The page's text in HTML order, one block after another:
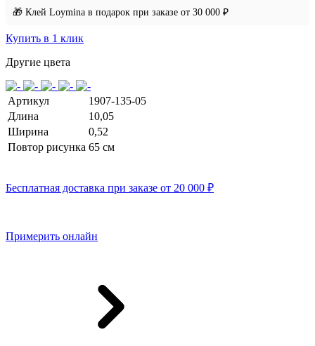
🎁 Клей Loymina в подарок при заказе от 30 000 ₽
Купить в 1 клик
Другие цвета
Артикул
1907-135-05
Длина
10,05
Ширина
0,52
Повтор рисунка 65 cм
Бесплатная доставка при заказе от 20 000 ₽
Примерить онлайн